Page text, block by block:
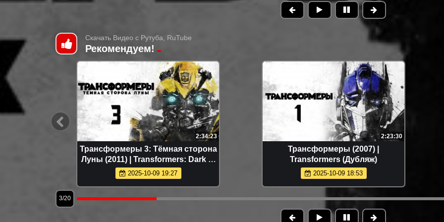
Скачать Видео с Рутуба, RuTube
Рекомендуем!
2:34:23
Трансформеры 3: Тёмная сторона
Луны (2011) | Transformers: Dark of
the Moon (Дубляж)
2025-10-09 19:27
2:23:30
Трансформеры (2007) |
Transformers (Дубляж)
2025-10-09 18:53
3/20